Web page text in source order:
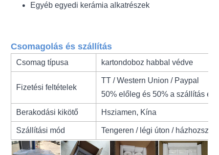
Egyéb egyedi kerámia alkatrészek
Csomagolás és szállítás
Csomag típusa kartondoboz habbal védve
Fizetési feltételek
TT / Western Union / Paypal
50% előleg és 50% a szállítás
Berakodási kikötő Hsziamen, Kína
Szállítási mód Tengeren / légi úton /